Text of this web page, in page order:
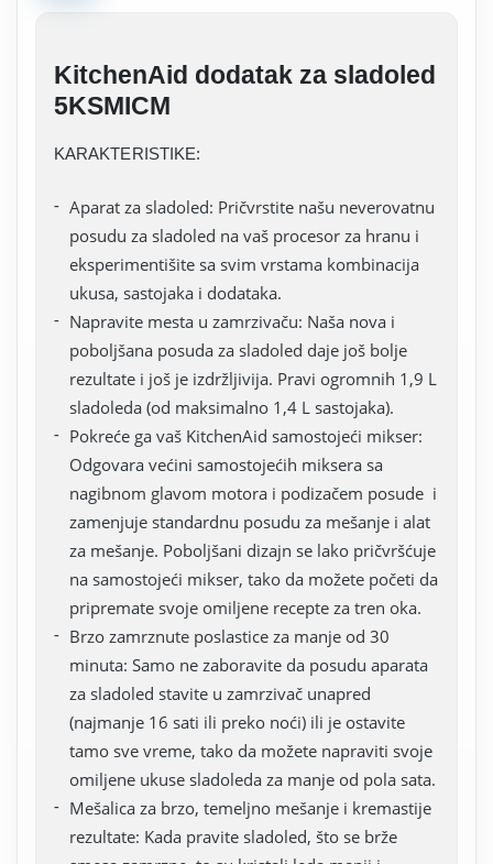
KitchenAid dodatak za sladoled
5KSMICM
KARAKTERISTIKE:
Aparat za sladoled: Pričvrstite našu neverovatnu
posudu za sladoled na vaš procesor za hranu i
eksperimentišite sa svim vrstama kombinacija
ukusa, sastojaka i dodataka.
Napravite mesta u zamrzivaču: Naša nova i
poboljšana posuda za sladoled daje još bolje
rezultate i još je izdržljivija. Pravi ogromnih 1,9 L
sladoleda (od maksimalno 1,4 L sastojaka).
Pokreće ga vaš KitchenAid samostojeći mikser:
Odgovara većini samostojećih miksera sa
nagibnom glavom motora i podizačem posude i
zamenjuje standardnu posudu za mešanje i alat
za mešanje. Poboljšani dizajn se lako pričvršćuje
na samostojeći mikser, tako da možete početi da
pripremate svoje omiljene recepte za tren oka.
Brzo zamrznute poslastice za manje od 30
minuta: Samo ne zaboravite da posudu aparata
za sladoled stavite u zamrzivač unapred
(najmanje 16 sati ili preko noći) ili je ostavite
tamo sve vreme, tako da možete napraviti svoje
omiljene ukuse sladoleda za manje od pola sata.
Mešalica za brzo, temeljno mešanje i kremastije
rezultate: Kada pravite sladoled, što se brže